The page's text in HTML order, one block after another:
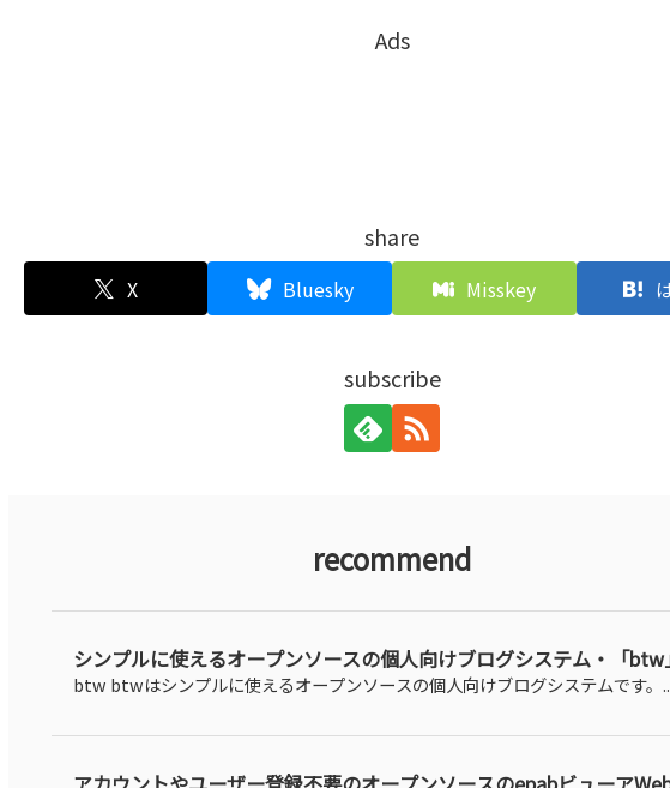
Ads
share
X Bluesky Misskey
subscribe
recommend
シンプルに使えるオープンソースの個人向けブログシステム・「btw
btw btwはシンプルに使えるオープンソースの個人向けブログシステムです。